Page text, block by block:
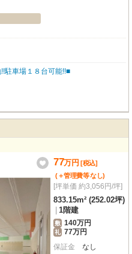
駐車場１８台可能!!■
77万円 [税込]
(＋管理費等なし)
[坪単価 約3,056円/坪]
833.15m² (252.02坪)
1階建
敷 140万円
礼 77万円
保証金
なし